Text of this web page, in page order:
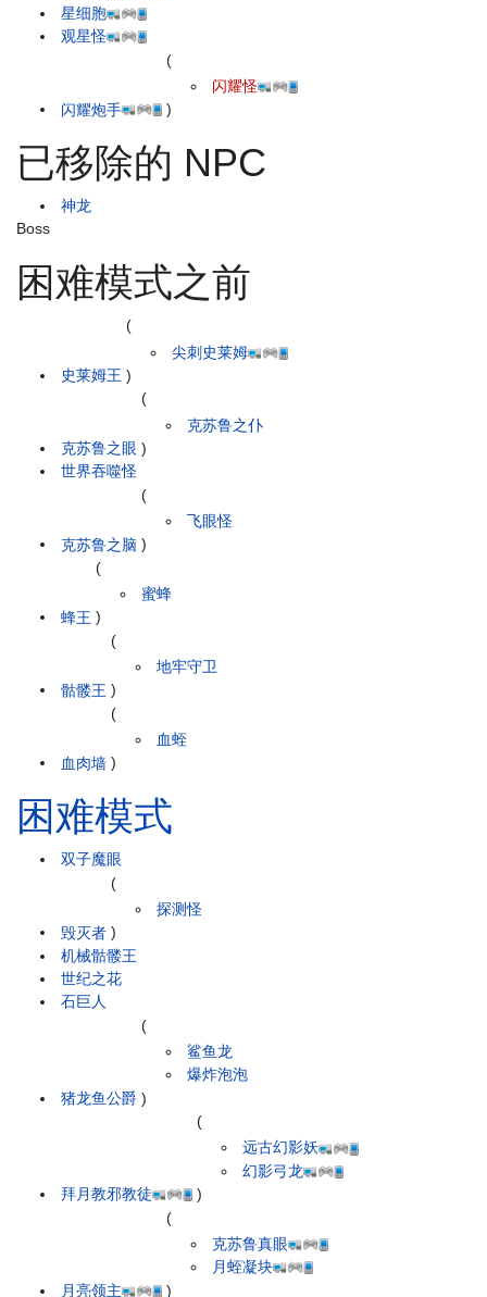
星细胞
观星怪
闪耀炮手
(
闪耀怪
)
已移除的 NPC
神龙
Boss
困难模式之前
史莱姆王
(
尖刺史莱姆
)
克苏鲁之眼
(
克苏鲁之仆
)
世界吞噬怪
克苏鲁之脑
(
飞眼怪
)
蜂王
(
蜜蜂
)
骷髅王
(
地牢守卫
)
血肉墙
(
血蛭
)
困难模式
双子魔眼
毁灭者
(
探测怪
)
机械骷髅王
世纪之花
石巨人
猪龙鱼公爵
(
鲨鱼龙
爆炸泡泡
)
拜月教邪教徒
(
远古幻影妖
幻影弓龙
)
月亮领主
(
克苏鲁真眼
月蛭凝块
)